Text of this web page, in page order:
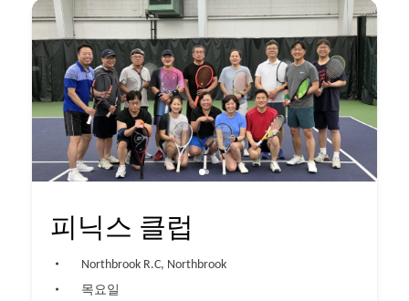
피닉스 클럽
Northbrook R.C, Northbrook
목요일